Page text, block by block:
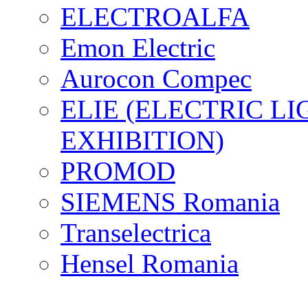
ELECTROALFA
Emon Electric
Aurocon Compec
ELIE (ELECTRIC
EXHIBITION)
PROMOD
SIEMENS Romania
Transelectrica
Hensel Romania